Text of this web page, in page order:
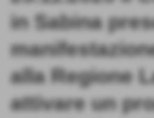
in Sabina
alla Regione
attivare un